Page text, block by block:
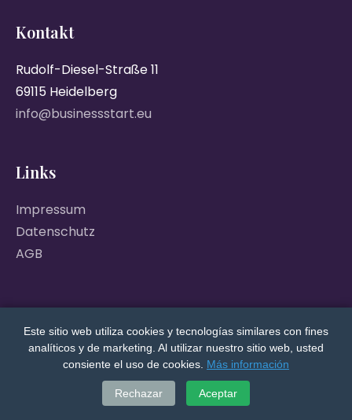
Kontakt
Rudolf-Diesel-Straße 11
69115 Heidelberg
info@businessstart.eu
Links
Impressum
Datenschutz
AGB
© 2026 Business Start EU GmbH. Alle Rechte
vorbehalten.
Este sitio web utiliza cookies y tecnologías similares con fines
analíticos y de marketing. Al utilizar nuestro sitio web, usted
consiente el uso de cookies. Más información
Rechazar Aceptar